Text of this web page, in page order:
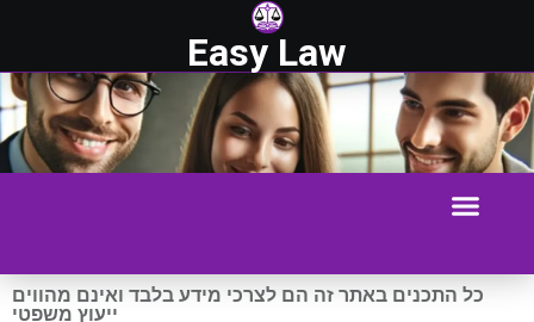
Easy Law
כל התכנים באתר זה הם לצרכי מידע בלבד ואינם מהווים
ייעוץ משפטי